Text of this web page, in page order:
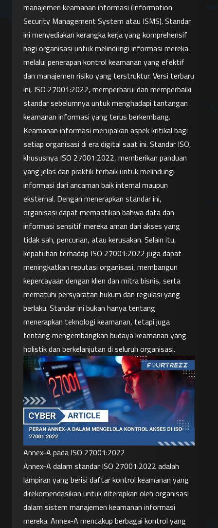
manajemen keamanan informasi (Information
Security Management System atau ISMS). Standar
ini menyediakan kerangka kerja yang komprehensif
bagi organisasi untuk melindungi informasi mereka
melalui penerapan kontrol keamanan yang efektif
dan manajemen risiko yang terstruktur. Versi terbaru
ini, ISO 27001:2022, memperbarui dan memperbaiki
standar sebelumnya untuk menghadapi tantangan
keamanan informasi yang terus berkembang.
Keamanan informasi merupakan aspek kritikal bagi
setiap organisasi di era digital saat ini. Standar ISO,
khususnya ISO 27001:2022, memberikan panduan
yang jelas dan praktik terbaik untuk melindungi
informasi dari ancaman baik internal maupun
eksternal. Dengan menerapkan standar ini,
organisasi dapat memastikan bahwa data dan
informasi sensitif mereka aman dari akses yang
tidak sah, pencurian, atau kerusakan. Selain itu,
kepatuhan terhadap ISO 27001:2022 juga dapat
meningkatkan reputasi organisasi, membangun
kepercayaan dengan klien dan mitra bisnis, serta
mematuhi persyaratan hukum dan regulasi yang
berlaku. Standar ini bukan hanya tentang
menerapkan teknologi keamanan, tetapi juga
tentang mengembangkan budaya keamanan yang
holistik dan berkelanjutan di seluruh organisasi.
Annex-A pada ISO 27001:2022
Annex-A dalam standar ISO 27001:2022 adalah
lampiran yang berisi daftar kontrol keamanan yang
direkomendasikan untuk diterapkan oleh organisasi
dalam sistem manajemen keamanan informasi
mereka. Annex-A mencakup berbagai kontrol yang